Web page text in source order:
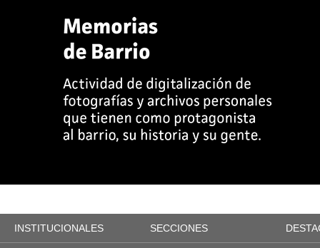
INSTITUCIONALES SECCIONES